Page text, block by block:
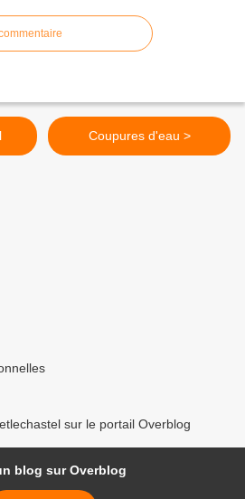
Coupures d'eau >
sur le portail Overblog
blog sur Overblog